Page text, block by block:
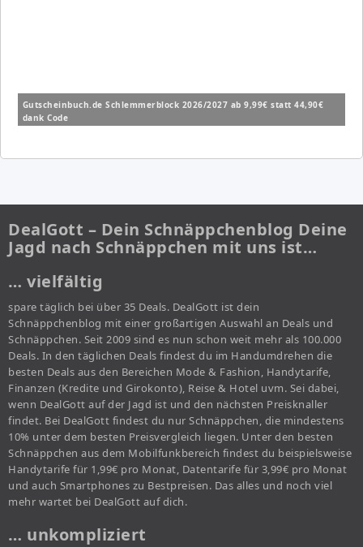
Gutscheinbuch.de Schlemmerblock 2026/2027 ab 9,99€ statt 44,90€
dank Code
DealGott – Dein Schnäppchenblog Deine
Jagd nach Schnäppchen mit uns ist…
… vielfältig
spare täglich bei über 35 Deals. DealGott ist dein
Schnäppchenblog mit einer großartigen Auswahl an Deals und
Schnäppchen. Seit 2009 sind es nun schon weit mehr als 100.000
Deals. In den täglichen Deals findest du im Handumdrehen die
besten Deals aus den Bereichen Mode & Fashion, Handytarife,
Finanzen (Kredite und Girokonto), Reise & Hotel uvm. Sei dabei,
wenn DealGott auf der Jagd ist und den nächsten Preisknaller
findet. Bei DealGott findest du nur Schnäppchen, die mindestens
10% unter dem besten Preisvergleich liegen. Unter den besten
Schnäppchen aus dem Mobilfunkbereich findest du beispielsweise
Handytarife für 1,99€ pro Monat, Datentarife für 3,99€ pro Monat
und auch Smartphones zu Bestpreisen. Das alles und noch viel
mehr wartet bei DealGott auf dich.
… unkompliziert